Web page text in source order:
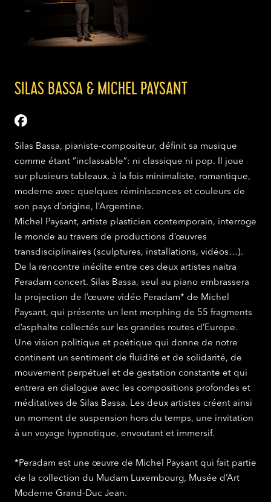
SILAS BASSA & MICHEL PAYSANT
Silas Bassa, pianiste-compositeur, définit sa musique
comme étant “inclassable”: ni classique ni pop. Il joue
sur plusieurs tableaux, à la fois minimaliste, romantique,
moderne avec quelques réminiscences et couleurs de
son pays d’origine, l’Argentine.
Michel Paysant, artiste plasticien contemporain, interroge
le monde au travers de productions d’œuvres
transdisciplinaires (sculptures, installations, vidéos…).
De la rencontre inédite entre ces deux artistes naitra
Peradam concert. Silas Bassa, seul au piano embrassera
la projection de l’œuvre vidéo Peradam* de Michel
Paysant, qui présente un lent morphing de 55 fragments
d’asphalte collectés sur les grandes routes d’Europe.
Une vision politique et poétique qui donne de notre
continent un sentiment de fluidité et de solidarité, de
mouvement perpétuel et de gestation constante et qui
entrera en dialogue avec les compositions profondes et
méditatives de Silas Bassa. Les deux artistes créent ainsi
un moment de suspension hors du temps, une invitation
à un voyage hypnotique, envoutant et immersif.
*Peradam est une œuvre de Michel Paysant qui fait partie
de la collection du Mudam Luxembourg, Musée d’Art
Moderne Grand-Duc Jean.